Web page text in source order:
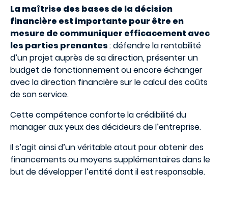
La maîtrise des bases de la décision
financière est importante pour être en
mesure de communiquer efficacement avec
les parties prenantes: défendre la rentabilité
d’un projet auprès de sa direction, présenter un
budget de fonctionnement ou encore échanger
avec la direction financière sur le calcul des coûts
de son service.
Cette compétence conforte la crédibilité du
manager aux yeux des décideurs de l’entreprise.
Il s’agit ainsi d’un véritable atout pour obtenir des
financements ou moyens supplémentaires dans le
but de développer l’entité dont il est responsable.